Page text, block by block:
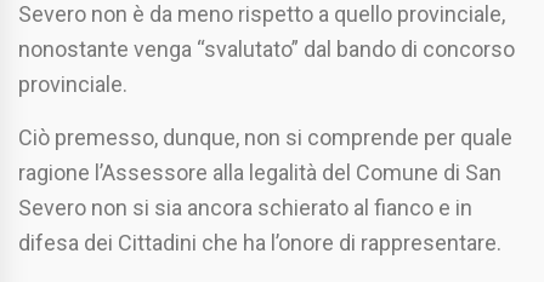
Severo non è da meno rispetto a quello provinciale,
nonostante venga “svalutato” dal bando di concorso
provinciale.
Ciò premesso, dunque, non si comprende per quale
ragione l’Assessore alla legalità del Comune di San
Severo non si sia ancora schierato al fianco e in
difesa dei Cittadini che ha l’onore di rappresentare.